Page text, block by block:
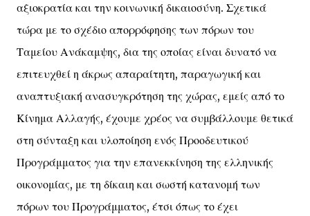
αξιοκρατία και την κοινωνική δικαιοσύνη. Σχετικά
τώρα με το σχέδιο απορρόφησης των πόρων του
Ταμείου Ανάκαμψης, δια της οποίας είναι δυνατό να
επιτευχθεί η άκρως απαραίτητη, παραγωγική και
αναπτυξιακή ανασυγκρότηση της χώρας, εμείς από το
Κίνημα Αλλαγής, έχουμε χρέος να συμβάλλουμε θετικά
στη σύνταξη και υλοποίηση ενός Προοδευτικού
Προγράμματος για την επανεκκίνηση της ελληνικής
οικονομίας, με τη δίκαιη και σωστή κατανομή των
πόρων του Προγράμματος, έτσι όπως το έχει